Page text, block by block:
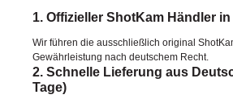
1. Offizieller ShotKam Händler
Wir führen die ausschließlich original
Gewährleistung nach deutschem Recht.
2. Schnelle Lieferung aus
Tage)